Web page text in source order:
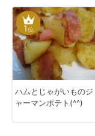
1位
ハムとじゃがいものジ
ャーマンポテト(^^)